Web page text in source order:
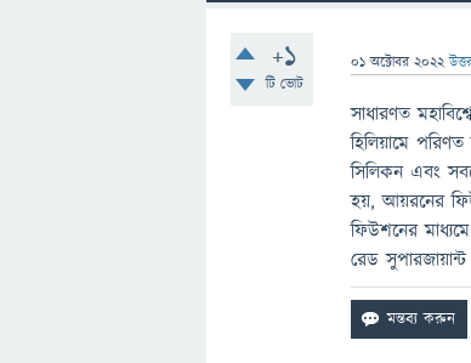
+1
টি ভোট
01 অক্টোবর 2022
সাধারণত
হিলিয়ামে
সিলিকন এবং
হয়, আয়রনের
ফিউশনের
রেড